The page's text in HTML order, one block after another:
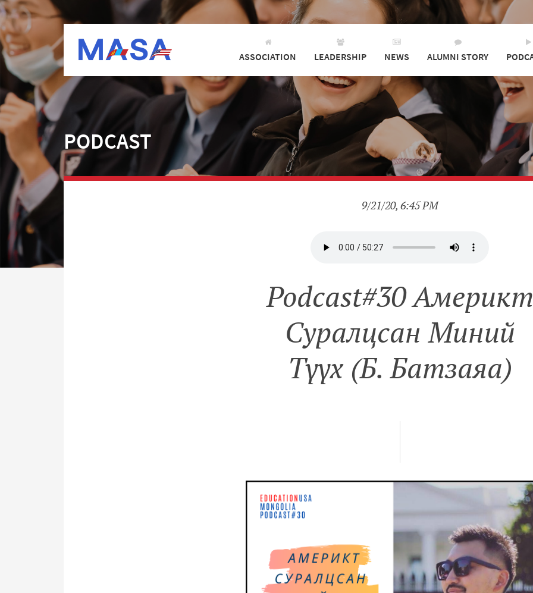
ASSOCIATION LEADERSHIP NEWS ALUMNI STORY
PODCAST
9/21/20, 6:45 PM
Podcast#30 Aмерикт
Суралцсан Миний
Түүх (Б. Батзаяа)